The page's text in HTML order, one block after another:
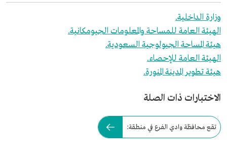
وزارة الداخلية.
الهيئة العامة للمساحة والمعلومات الجيومكانية.
هيئة المساحة الجيولوجية السعودية.
الهيئة العامة للإحصاء.
هيئة تطوير المدينة المنورة.
الاختبارات ذات الصلة
تقع محافظة وادي الفرع في منطقة: